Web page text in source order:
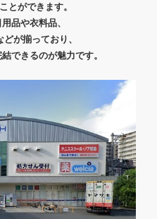
とができます。
品や衣料品、
が揃っており、
できるのが魅力です。